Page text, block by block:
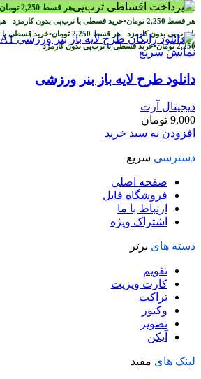
هر قسط 2,250 تومان
هر قسط 2,250 تومان•خرید قسطی با ترب‌پی بدون کارمزد
با ترب‌پی بدون کارمزد هر قسط 2,250 تومان•خرید قسطی با
2,250 تومان•خرید قسطی با ترب‌پی بدون کارمزدنمایش سریع
دانلود طرح لايه باز بنر ورزشی
دیجیتال آرت
9,000 تومان
افزودن به سبد خرید
دسترسی سریع
صفحه اصلی
فروشگاه فایل
ارتباط با ما
اشتراک ویژه
دسته های برتر
تقویم
کارت ویزیت
تراکت
وکتور
تصویر
آیکن
لینک های مفید